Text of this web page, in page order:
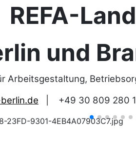
REFA-
und
Arbeitsgestaltung,
+49 30 809 280